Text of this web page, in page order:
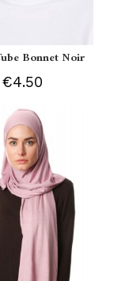
Bonnet Noir
€4.50